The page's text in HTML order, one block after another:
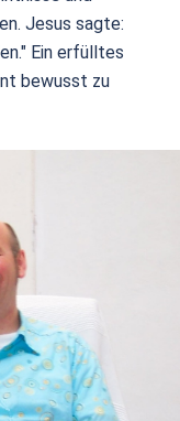
Jesus sagte:
Ein erfülltes
bewusst zu